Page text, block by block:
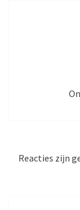
Reacties zijn